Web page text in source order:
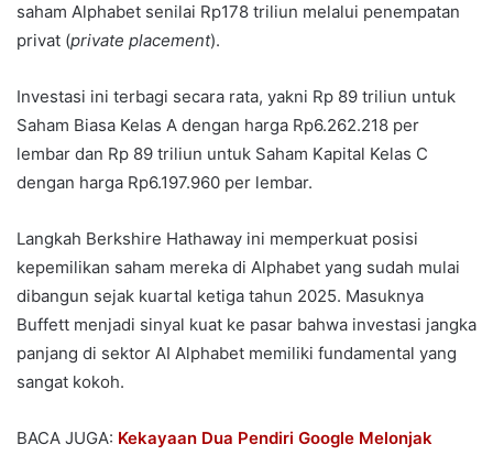
saham Alphabet senilai Rp178 triliun melalui penempatan
privat (private placement).
Investasi ini terbagi secara rata, yakni Rp 89 triliun untuk
Saham Biasa Kelas A dengan harga Rp6.262.218 per
lembar dan Rp 89 triliun untuk Saham Kapital Kelas C
dengan harga Rp6.197.960 per lembar.
Langkah Berkshire Hathaway ini memperkuat posisi
kepemilikan saham mereka di Alphabet yang sudah mulai
dibangun sejak kuartal ketiga tahun 2025. Masuknya
Buffett menjadi sinyal kuat ke pasar bahwa investasi jangka
panjang di sektor AI Alphabet memiliki fundamental yang
sangat kokoh.
BACA JUGA: Kekayaan Dua Pendiri Google Melonjak